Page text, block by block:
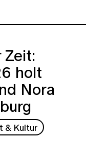
holt
Nora
& Kultur